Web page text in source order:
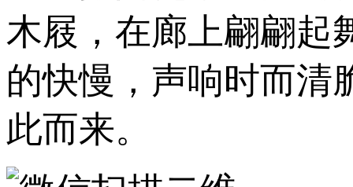
木屐，在廊上翩翩起
的快慢，声响时而清
此而来。